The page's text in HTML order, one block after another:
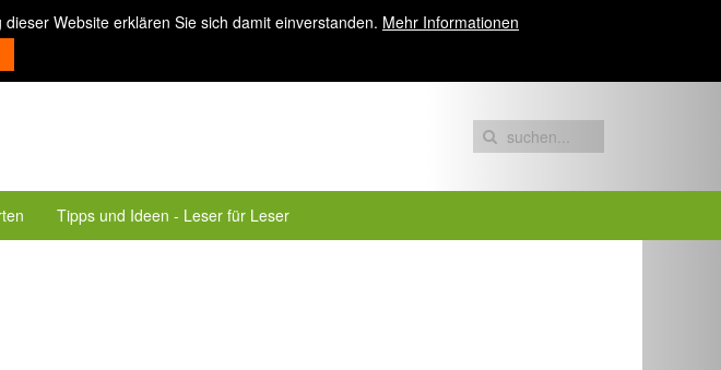
Website erklären Sie sich damit einverstanden. Mehr Informationen
Tipps und Ideen - Leser für Leser